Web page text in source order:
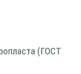
(ГОСТ